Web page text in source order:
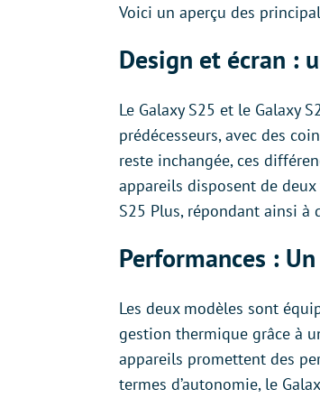
Voici un aperçu des
Design et écran :
Le Galaxy S25 et le Galaxy
prédécesseurs, avec des
reste inchangée, ces
appareils disposent de deux
S25 Plus, répondant ainsi à
Performances :
Les deux modèles sont
gestion thermique grâce à
appareils promettent des
termes d’autonomie, le